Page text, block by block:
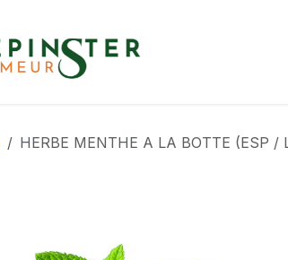
HERBE MENTHE A LA BOTTE (ESP /